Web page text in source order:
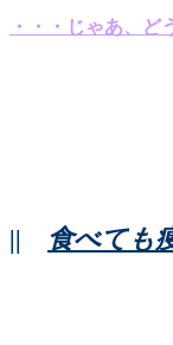
・・・じゃあ、ど
|| 食べても